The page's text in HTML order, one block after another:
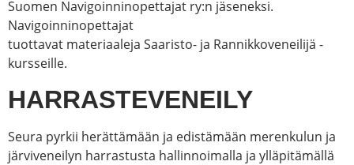
Suomen Navigoinninopettajat ry:n jäseneksi.
Navigoinninopettajat
tuottavat materiaaleja Saaristo- ja Rannikkoveneilijä -
kursseille.
HARRASTEVENEILY
Seura pyrkii herättämään ja edistämään merenkulun ja
järviveneilyn harrastusta hallinnoimalla ja ylläpitämällä